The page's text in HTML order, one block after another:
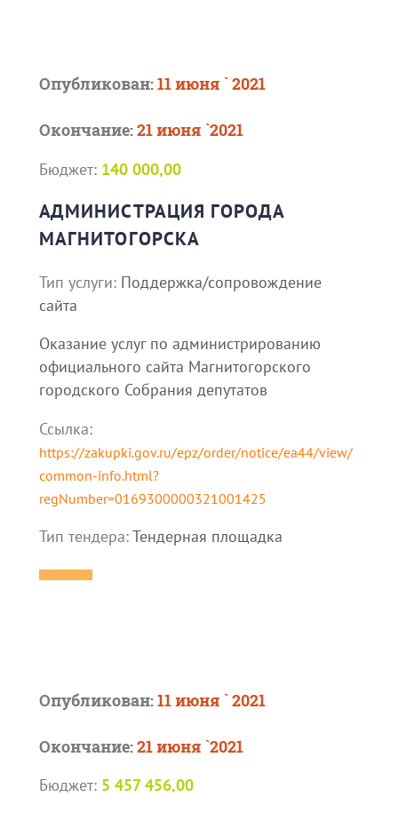
Опубликован:11 июня ` 2021
Окончание:21 июня `2021
Бюджет: 140 000,00
АДМИНИСТРАЦИЯ ГОРОДА
МАГНИТОГОРСКА
Тип услуги: Поддержка/сопровождение
сайта
Оказание услуг по администрированию
официального сайта Магнитогорского
городского Собрания депутатов
Ссылка:
https://zakupki.gov.ru/epz/order/notice/ea44/view/
common-info.html?
regNumber=0169300000321001425
Тип тендера:Тендерная площадка
Опубликован:11 июня ` 2021
Окончание:21 июня `2021
Бюджет: 5 457 456,00